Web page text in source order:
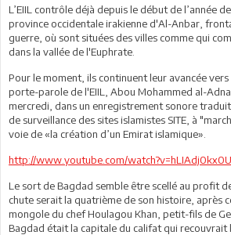
L’EIIL contrôle déjà depuis le début de l’année
province occidentale irakienne d'Al-Anbar,
guerre, où sont situées des villes comme qui
dans la vallée de l'Euphrate.
Pour le moment, ils continuent leur avancée
porte-parole de l'EIIL, Abou Mohammed al-
mercredi, dans un enregistrement sonore
de surveillance des sites islamistes SITE, à
voie de «la création d’un Emirat islamique».
http://www.youtube.com/watch?v=hLIAdj0kx0U
Le sort de Bagdad semble être scellé au profit
chute serait la quatrième de son histoire, après
mongole du chef Houlagou Khan, petit-fils de
Bagdad était la capitale du califat qui recouvrait